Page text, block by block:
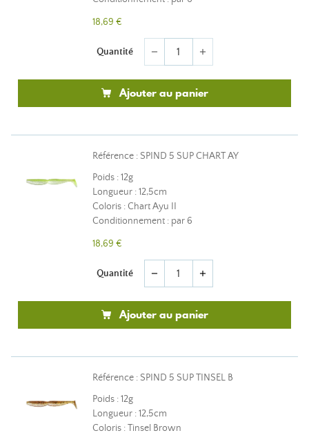
18,69 €
Quantité remove add
Ajouter au panier
Référence : SPIND 5 SUP CHART AY
Poids : 12g
Longueur : 12,5cm
Coloris : Chart Ayu II
Conditionnement : par 6
18,69 €
Quantité remove add
Ajouter au panier
Référence : SPIND 5 SUP TINSEL B
Poids : 12g
Longueur : 12,5cm
Coloris : Tinsel Brown